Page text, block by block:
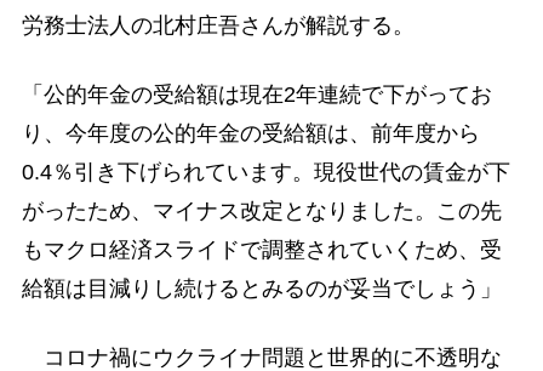
労務士法人の北村庄吾さんが解説する。
「公的年金の受給額は現在2年連続で下がってお
り、今年度の公的年金の受給額は、前年度から
0.4％引き下げられています。現役世代の賃金が下
がったため、マイナス改定となりました。この先
もマクロ経済スライドで調整されていくため、受
給額は目減りし続けるとみるのが妥当でしょう」
コロナ禍にウクライナ問題と世界的に不透明な